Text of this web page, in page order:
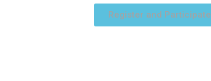
Register and Participate